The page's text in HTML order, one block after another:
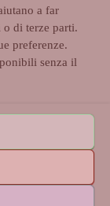
a far
di terze parti.
preferenze.
senza il
& CITAZIONI